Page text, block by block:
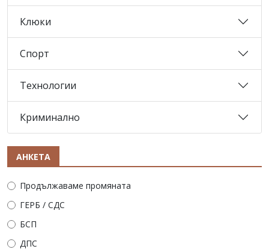
Клюки
Спорт
Технологии
Криминално
АНКЕТА
Продължаваме промяната
ГЕРБ / СДС
БСП
ДПС